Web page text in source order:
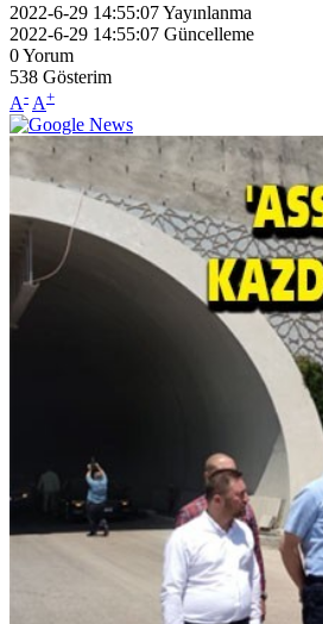
2022-6-29 14:55:07Yayınlanma
2022-6-29 14:55:07 Güncelleme
0Yorum
538 Gösterim
A- A+